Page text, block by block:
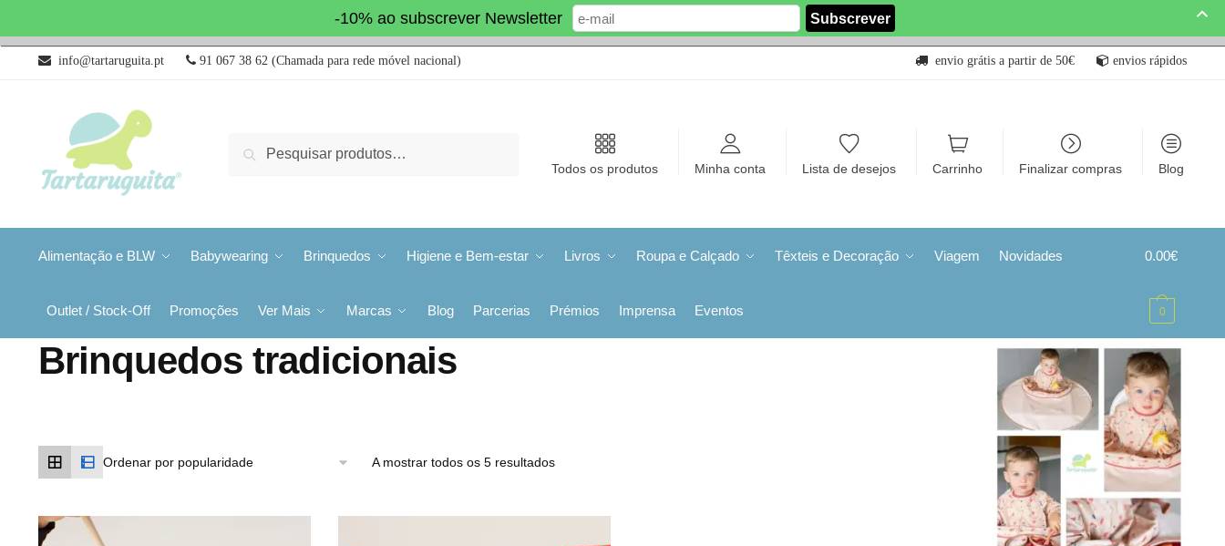
-10% ao subscrever Newsletter
info@tartaruguita.pt 91 067 38 62 (Chamada para rede móvel nacional) envio grátis a partir de 50€ envios rápidos
Pesquisa
Todos os produtos Minha conta Lista de desejos Carrinho Finalizar compras Blog
Alimentação e BLW Babywearing Brinquedos Higiene e Bem-estar Livros Roupa e Calçado Têxteis e Decoração Viagem Novidades
Outlet / Stock-Off Promoções Ver Mais Marcas Blog Parcerias Prémios Imprensa Eventos
0.00€
0
Brinquedos tradicionais
A mostrar todos os 5 resultados